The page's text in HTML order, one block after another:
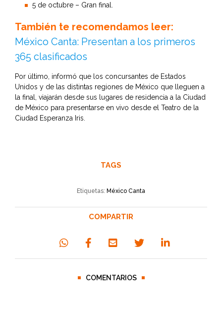
5 de octubre – Gran final.
También te recomendamos leer:
México Canta: Presentan a los primeros
365 clasificados
Por último, informó que los concursantes de Estados
Unidos y de las distintas regiones de México que lleguen a
la final, viajarán desde sus lugares de residencia a la Ciudad
de México para presentarse en vivo desde el Teatro de la
Ciudad Esperanza Iris.
TAGS
Etiquetas: México Canta
COMPARTIR
COMENTARIOS